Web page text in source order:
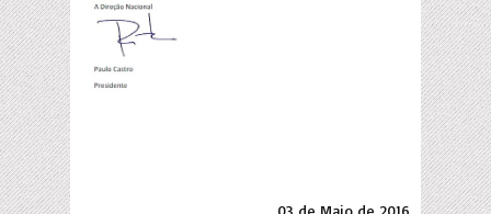
03 de Maio de 2016